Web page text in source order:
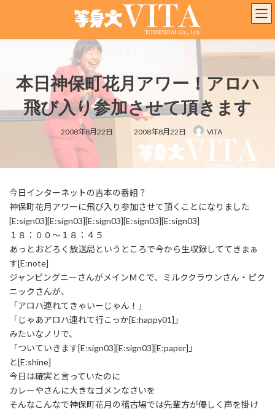
ン
プ
ー
動
本日神保町花月アワー！アロハ
飛び入り参加させて頂きます
2008年8月22日
終
新
日
:
2008年8月22日 VITA
今日インターネットの吉本の番組？
神保町花月アワーに飛び入り参加させて頂くことになりました
[E:sign03][E:sign03][E:sign03][E:sign03][E:sign03]
１８：００～１８：４５
あっとおどろく放送局というところで今から生収録しててきまぁ
す[E:note]
ジャンピングニーさんがメインＭＣで、ミルククラウンさん・ピク
ニックさんが、
「アロハ連れてきゃいーじゃん！」
「じゃあアロハ連れて行こっか[E:happy01]」
みたいなノリで、
「ついていきます[E:sign03][E:sign03][E:paper]」
と[E:shine]
今日は確実と言っていたのに
カレーやさんに大きなゴメンなさいを
そんなこんなで神保町花月の稽古場では先輩方が優しく声を掛け